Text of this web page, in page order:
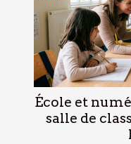
École et
salle de